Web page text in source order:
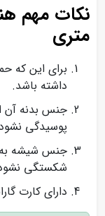
نکات مهم
متری
برای این که
داشته باشد.
جنس بدنه آن
پوسیدگی
جنس شیشه به
شکستگی
دارای کارت